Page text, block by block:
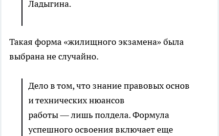
Ладыгина.
Такая форма «жилищного экзамена» была
выбрана не случайно.
Дело в том, что знание правовых основ
и технических нюансов
работы — лишь полдела. Формула
успешного освоения включает еще